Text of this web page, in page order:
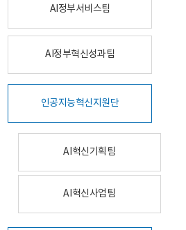
AI정부서비스팀
AI정부혁신성과팀
인공지능혁신지원단
AI혁신기획팀
AI혁신사업팀